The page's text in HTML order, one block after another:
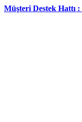
Müşteri Destek Hattı :